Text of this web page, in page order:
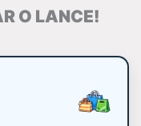
O LANCE!